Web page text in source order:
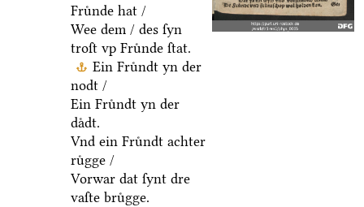
Fruͤnde hat /
Wee dem / des ſyn
troſt vp Fruͤnde ſtat.
Ein Fruͤndt yn der
nodt /
Ein Fruͤndt yn der
daͤdt.
Vnd ein Fruͤndt achter
ruͤgge /
Vorwar dat ſynt dre
vaſte bruͤgge.